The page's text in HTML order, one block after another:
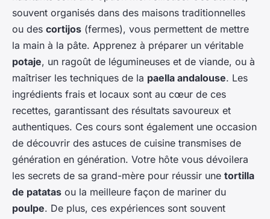
souvent organisés dans des maisons traditionnelles
ou des cortijos (fermes), vous permettent de mettre
la main à la pâte. Apprenez à préparer un véritable
potaje, un ragoût de légumineuses et de viande, ou à
maîtriser les techniques de la paella andalouse. Les
ingrédients frais et locaux sont au cœur de ces
recettes, garantissant des résultats savoureux et
authentiques. Ces cours sont également une occasion
de découvrir des astuces de cuisine transmises de
génération en génération. Votre hôte vous dévoilera
les secrets de sa grand-mère pour réussir une tortilla
de patatas ou la meilleure façon de mariner du
poulpe. De plus, ces expériences sont souvent